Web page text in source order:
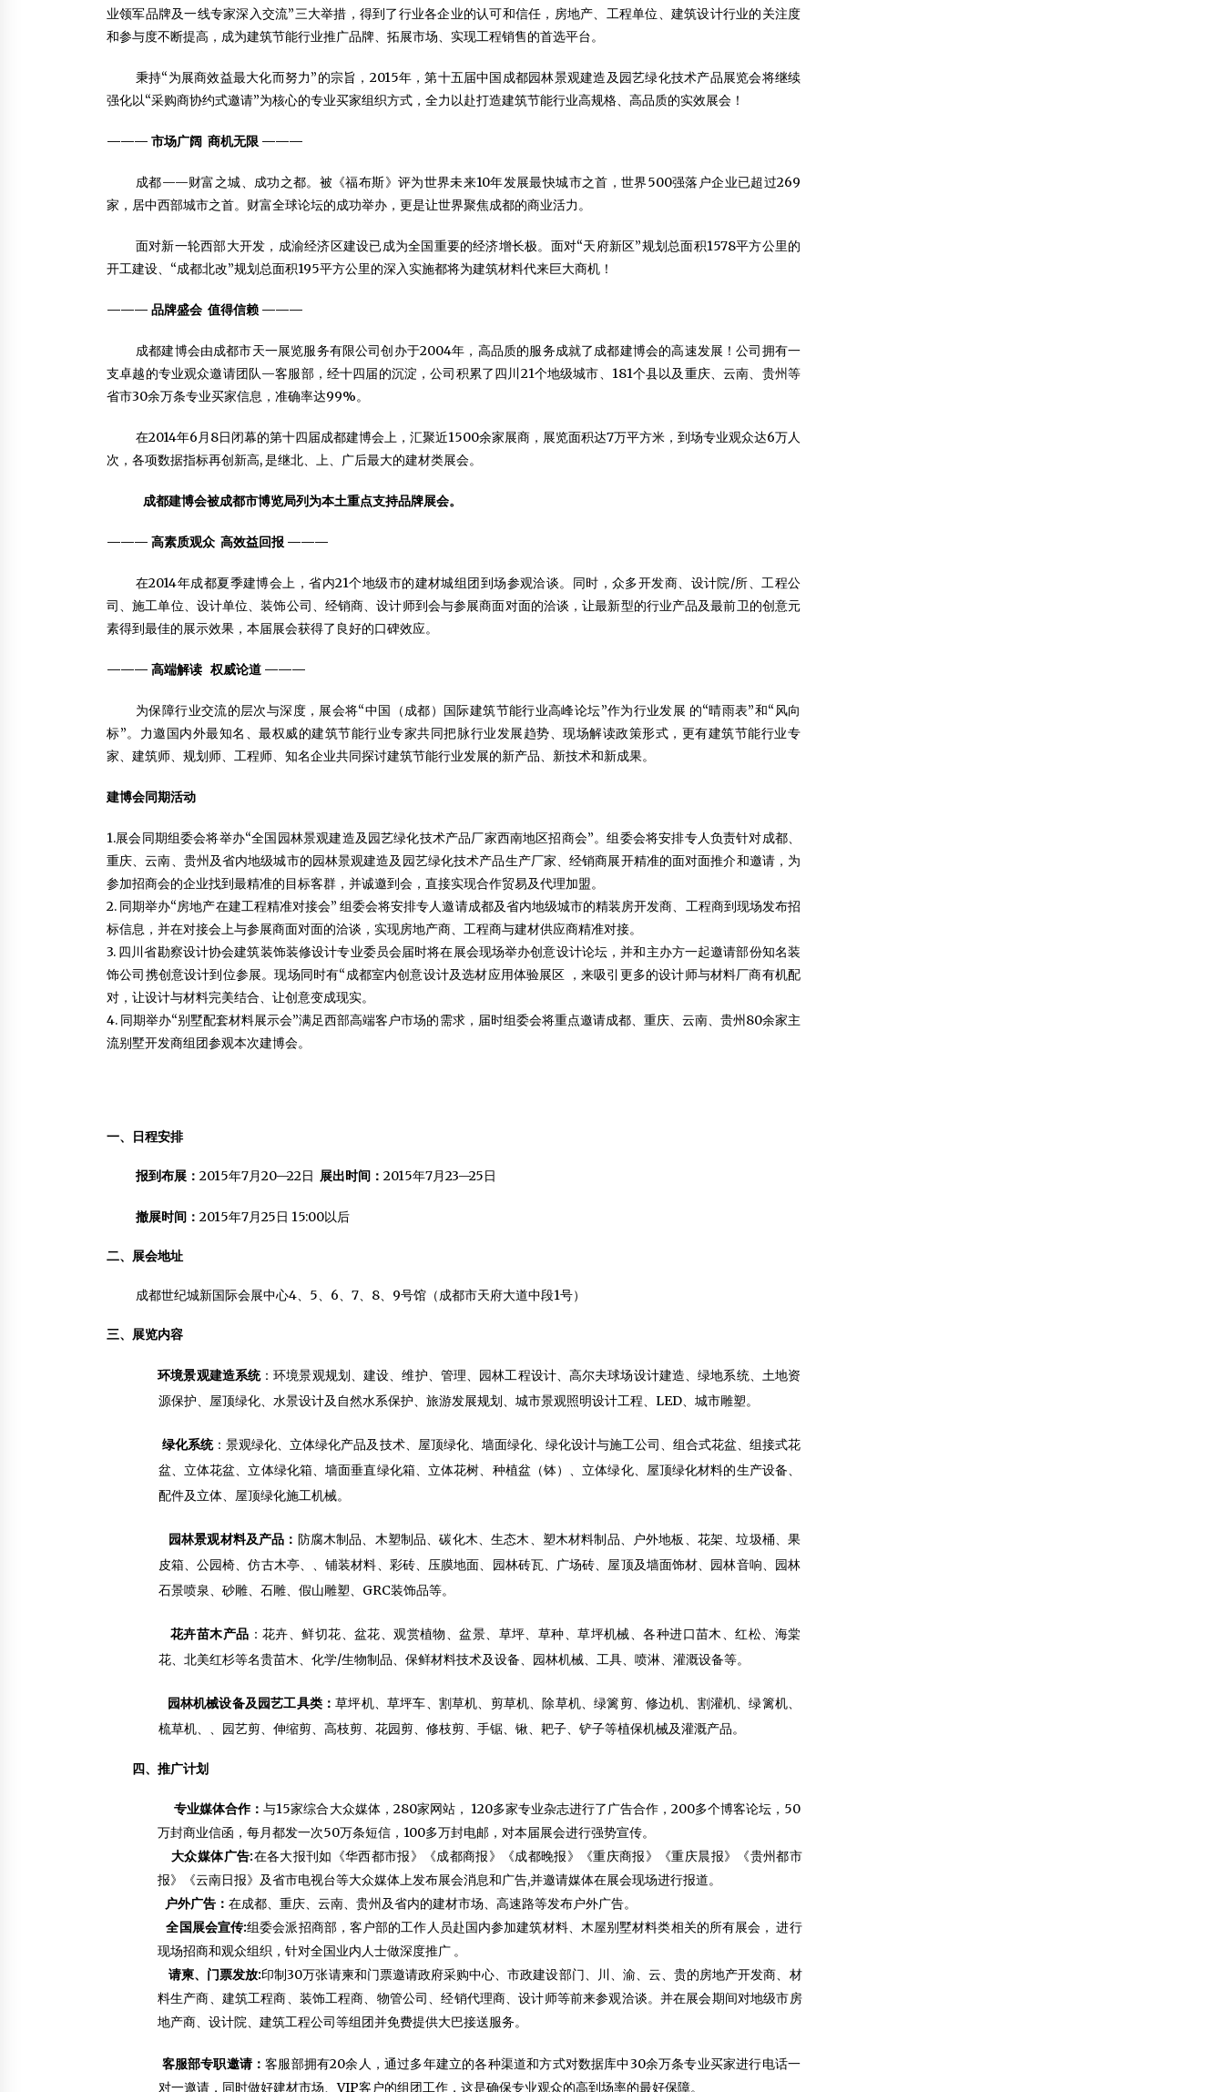
业领军品牌及一线专家深入交流”三大举措，得到了行业各企业的认可和信任，房地产、工程单位、建筑设计行业的关注度
和参与度不断提高，成为建筑节能行业推广品牌、拓展市场、实现工程销售的首选平台。
秉持“为展商效益最大化而努力”的宗旨，2015年，第十五届中国成都园林景观建造及园艺绿化技术产品展览会将继续
强化以“采购商协约式邀请”为核心的专业买家组织方式，全力以赴打造建筑节能行业高规格、高品质的实效展会！
——— 市场广阔 商机无限 ———
成都——财富之城、成功之都。被《福布斯》评为世界未来10年发展最快城市之首，世界500强落户企业已超过269
家，居中西部城市之首。财富全球论坛的成功举办，更是让世界聚焦成都的商业活力。
面对新一轮西部大开发，成渝经济区建设已成为全国重要的经济增长极。面对“天府新区”规划总面积1578平方公里的
开工建设、“成都北改”规划总面积195平方公里的深入实施都将为建筑材料代来巨大商机！
——— 品牌盛会 值得信赖 ———
成都建博会由成都市天一展览服务有限公司创办于2004年，高品质的服务成就了成都建博会的高速发展！公司拥有一
支卓越的专业观众邀请团队—客服部，经十四届的沉淀，公司积累了四川21个地级城市、181个县以及重庆、云南、贵州等
省市30余万条专业买家信息，准确率达99%。
在2014年6月8日闭幕的第十四届成都建博会上，汇聚近1500余家展商，展览面积达7万平方米，到场专业观众达6万人
次，各项数据指标再创新高, 是继北、上、广后最大的建材类展会。
成都建博会被成都市博览局列为本土重点支持品牌展会。
——— 高素质观众 高效益回报 ———
在2014年成都夏季建博会上，省内21个地级市的建材城组团到场参观洽谈。同时，众多开发商、设计院/所、工程公
司、施工单位、设计单位、装饰公司、经销商、设计师到会与参展商面对面的洽谈，让最新型的行业产品及最前卫的创意元
素得到最佳的展示效果，本届展会获得了良好的口碑效应。
——— 高端解读 权威论道 ———
为保障行业交流的层次与深度，展会将“中国（成都）国际建筑节能行业高峰论坛”作为行业发展 的“晴雨表”和“风向
标”。力邀国内外最知名、最权威的建筑节能行业专家共同把脉行业发展趋势、现场解读政策形式，更有建筑节能行业专
家、建筑师、规划师、工程师、知名企业共同探讨建筑节能行业发展的新产品、新技术和新成果。
建博会同期活动
1.展会同期组委会将举办“全国园林景观建造及园艺绿化技术产品厂家西南地区招商会”。组委会将安排专人负责针对成都、
重庆、云南、贵州及省内地级城市的园林景观建造及园艺绿化技术产品生产厂家、经销商展开精准的面对面推介和邀请，为
参加招商会的企业找到最精准的目标客群，并诚邀到会，直接实现合作贸易及代理加盟。
2. 同期举办“房地产在建工程精准对接会” 组委会将安排专人邀请成都及省内地级城市的精装房开发商、工程商到现场发布招
标信息，并在对接会上与参展商面对面的洽谈，实现房地产商、工程商与建材供应商精准对接。
3. 四川省勘察设计协会建筑装饰装修设计专业委员会届时将在展会现场举办创意设计论坛，并和主办方一起邀请部份知名装
饰公司携创意设计到位参展。现场同时有“成都室内创意设计及选材应用体验展区 ，来吸引更多的设计师与材料厂商有机配
对，让设计与材料完美结合、让创意变成现实。
4. 同期举办“别墅配套材料展示会”满足西部高端客户市场的需求，届时组委会将重点邀请成都、重庆、云南、贵州80余家主
流别墅开发商组团参观本次建博会。
一、日程安排
报到布展：2015年7月20—22日 展出时间：2015年7月23—25日
撤展时间：2015年7月25日 15:00以后
二、展会地址
成都世纪城新国际会展中心4、5、6、7、8、9号馆（成都市天府大道中段1号）
三、展览内容
环境景观建造系统：环境景观规划、建设、维护、管理、园林工程设计、高尔夫球场设计建造、绿地系统、土地资
源保护、屋顶绿化、水景设计及自然水系保护、旅游发展规划、城市景观照明设计工程、LED、城市雕塑。
绿化系统：景观绿化、立体绿化产品及技术、屋顶绿化、墙面绿化、绿化设计与施工公司、组合式花盆、组接式花
盆、立体花盆、立体绿化箱、墙面垂直绿化箱、立体花树、种植盆（钵）、立体绿化、屋顶绿化材料的生产设备、
配件及立体、屋顶绿化施工机械。
园林景观材料及产品： 防腐木制品、木塑制品、碳化木、生态木、塑木材料制品、户外地板、花架、垃圾桶、果
皮箱、公园椅、仿古木亭、、铺装材料、彩砖、压膜地面、园林砖瓦、广场砖、屋顶及墙面饰材、园林音响、园林
石景喷泉、砂雕、石雕、假山雕塑、GRC装饰品等。
花卉苗木产品 ：花卉、鲜切花、盆花、观赏植物、盆景、草坪、草种、草坪机械、各种进口苗木、红松、海棠
花、北美红杉等名贵苗木、化学/生物制品、保鲜材料技术及设备、园林机械、工具、喷淋、灌溉设备等。
园林机械设备及园艺工具类：草坪机、草坪车、割草机、剪草机、除草机、绿篱剪、修边机、割灌机、绿篱机、
梳草机、、园艺剪、伸缩剪、高枝剪、花园剪、修枝剪、手锯、锹、耙子、铲子等植保机械及灌溉产品。
四、推广计划
专业媒体合作：与15家综合大众媒体，280家网站， 120多家专业杂志进行了广告合作，200多个博客论坛，50
万封商业信函，每月都发一次50万条短信，100多万封电邮，对本届展会进行强势宣传。
大众媒体广告:在各大报刊如《华西都市报》《成都商报》《成都晚报》《重庆商报》《重庆晨报》《贵州都市
报》《云南日报》及省市电视台等大众媒体上发布展会消息和广告,并邀请媒体在展会现场进行报道。
户外广告： 在成都、重庆、云南、贵州及省内的建材市场、高速路等发布户外广告。
全国展会宣传:组委会派招商部，客户部的工作人员赴国内参加建筑材料、木屋别墅材料类相关的所有展会， 进行
现场招商和观众组织，针对全国业内人士做深度推广 。
请柬、门票发放:印制30万张请柬和门票邀请政府采购中心、市政建设部门、川、渝、云、贵的房地产开发商、材
料生产商、建筑工程商、装饰工程商、物管公司、经销代理商、设计师等前来参观洽谈。并在展会期间对地级市房
地产商、设计院、建筑工程公司等组团并免费提供大巴接送服务。
客服部专职邀请：客服部拥有20余人，通过多年建立的各种渠道和方式对数据库中30余万条专业买家进行电话一
对一邀请，同时做好建材市场、VIP客户的组团工作，这是确保专业观众的高到场率的最好保障。